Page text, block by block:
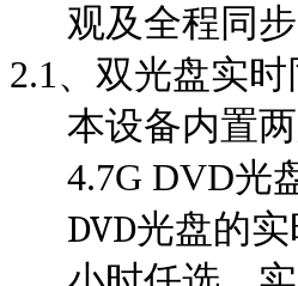
观及全程同步
2.1 、双光盘实时
本设备内置
4.7G DVD光
DVD光盘的